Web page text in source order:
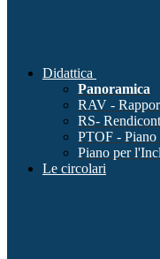
Didattica
Panoramica
RAV -
RS-
PTOF -
Piano per
Le circolari